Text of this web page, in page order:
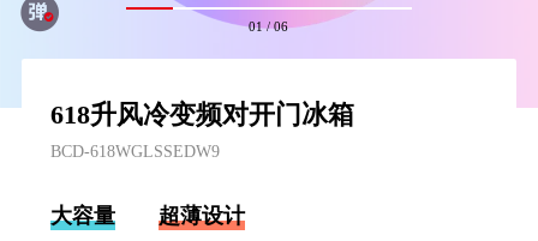
01/06
618升风冷变频对开门冰箱
BCD-618WGLSSEDW9
大容量 超薄设计